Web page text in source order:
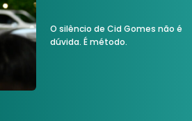
O silêncio de Cid Gomes não é
dúvida. É método.